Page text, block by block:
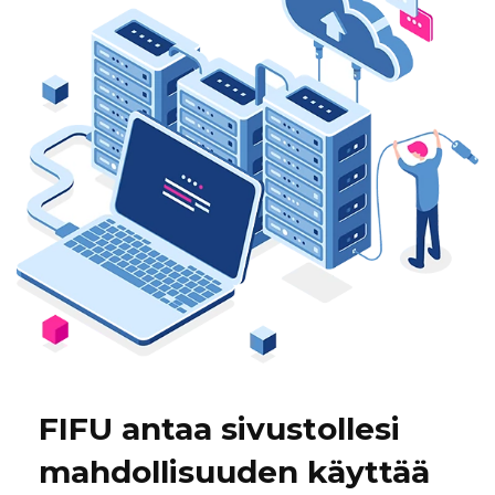
FIFU antaa sivustollesi
mahdollisuuden käyttää